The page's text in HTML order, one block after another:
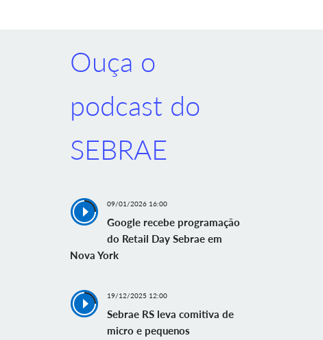
Ouça o
podcast do
SEBRAE
09/01/2026 16:00
Google recebe programação
do Retail Day Sebrae em
Nova York
19/12/2025 12:00
Sebrae RS leva comitiva de
micro e pequenos